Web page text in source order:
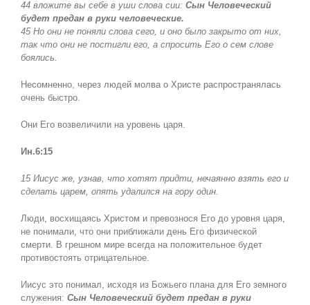
44 вложите вы себе в уши слова сии: Сын Человеческий
будет предан в руки человеческие.
45 Но они не поняли слова сего, и оно было закрыто от них,
так что они не постигли его, а спросить Его о сем слове
боялись.
Несомненно, через людей молва о Христе распространялась
очень быстро.
Они Его возвеличили на уровень царя.
Ин.6:15
15 Иисус же, узнав, что хотят придти, нечаянно взять его и
сделать царем, опять удалился на гору один.
Люди, восхищаясь Христом и превознося Его до уровня царя,
не понимали, что они приближали день Его физической
смерти. В грешном мире всегда на положительное будет
противостоять отрицательное.
Иисус это понимал, исходя из Божьего плана для Его земного
служения: Сын Человеческий будет предан в руки